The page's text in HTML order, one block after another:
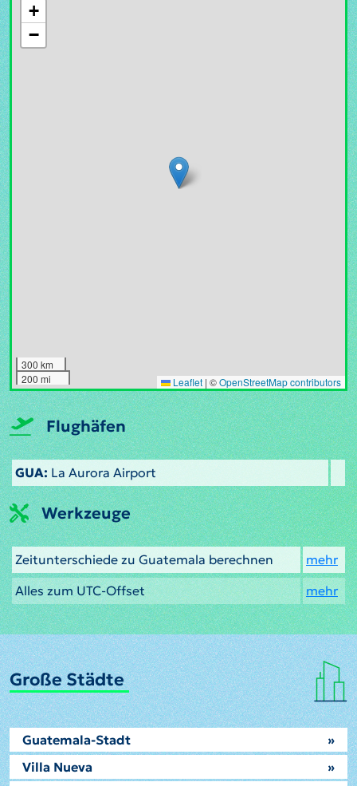
+
−
300 km
200 mi
Leaflet | ©OpenStreetMap contributors
Flughäfen
GUA: La Aurora Airport
Werkzeuge
Zeitunterschiede zu Guatemala berechnen
mehr
Alles zum UTC-Offset
mehr
Große Städte
Guatemala-Stadt
»
Villa Nueva
»